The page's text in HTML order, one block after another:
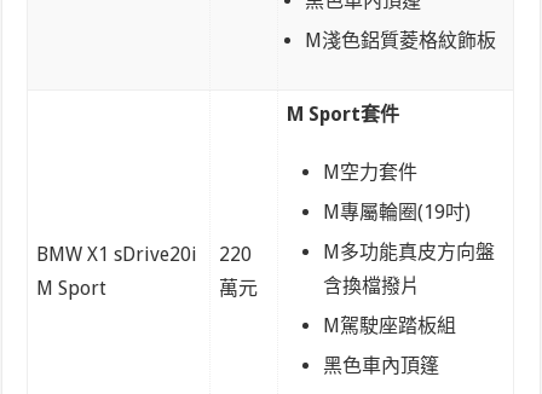
M淺色鋁質菱格紋飾板
BMW X1 sDrive20i
M Sport
220
萬元
M Sport套件
M空力套件
M專屬輪圈(19吋)
M多功能真皮方向盤
含換檔撥片
M駕駛座踏板組
黑色車內頂篷